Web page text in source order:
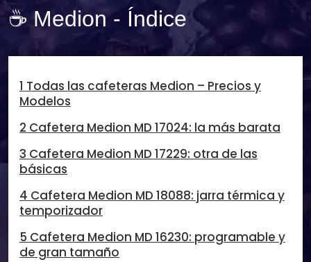
☕ Medion - Índice
1 Todas las cafeteras Medion – Precios y
Modelos
2 Cafetera Medion MD 17024: la más barata
3 Cafetera Medion MD 17229: otra de las
básicas
4 Cafetera Medion MD 18088: jarra térmica y
temporizador
5 Cafetera Medion MD 16230: programable y
de gran tamaño